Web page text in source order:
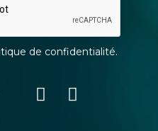
de confidentialité.